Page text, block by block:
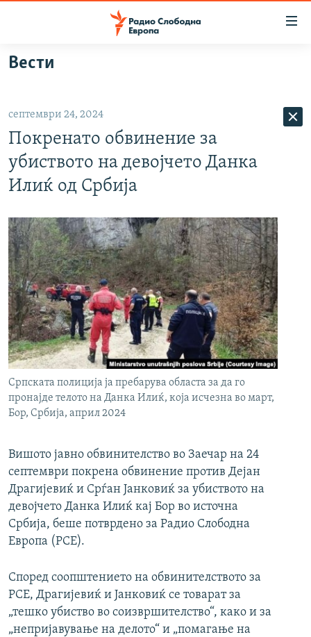
Оди
на
главната
навигација
Премини
на
ВИЗУЕЛНО
ВЕСТИ
ШТО ТРЕБА ДА ЗНАЕТЕ
ПРИЈАВИ СЕ ЗА ЊУЗЛЕТЕР
ПОДКАСТ ЗОШТО?
СЛЕДЕТЕ НЕ
РСЕ веб страници
Вести
септември 24, 2024
Покренато обвинение за
убиството на девојчето Данка
Илиќ од Србија
Српската полиција ја пребарува областа за да го
пронајде телото на Данка Илиќ, која исчезна во март,
Бор, Србија, април 2024
Вишото јавно обвинителство во Заечар на 24
септември покрена обвинение против Дејан
Драгијевиќ и Срѓан Јанковиќ за убиството на
девојчето Данка Илиќ кај Бор во источна
Србија, беше потврдено за Радио Слободна
Европа (РСЕ).
Според соопштението на обвинителството за
РСЕ, Драгијевиќ и Јанковиќ се товарат за
„тешко убиство во соизвршителство“, како и за
„непријавување на делото“ и „помагање на